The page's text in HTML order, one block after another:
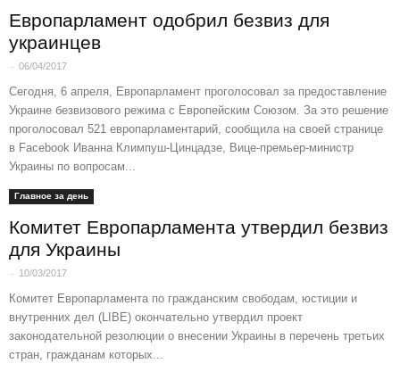
Европарламент одобрил безвиз для
украинцев
- 06/04/2017
Сегодня, 6 апреля, Европарламент проголосовал за предоставление
Украине безвизового режима с Европейским Союзом. За это решение
проголосовал 521 европарламентарий, сообщила на своей странице
в Facebook Иванна Климпуш-Цинцадзе, Вице-премьер-министр
Украины по вопросам...
Главное за день
Комитет Европарламента утвердил безвиз
для Украины
- 10/03/2017
Комитет Европарламента по гражданским свободам, юстиции и
внутренних дел (LIBE) окончательно утвердил проект
законодательной резолюции о внесении Украины в перечень третьих
стран, гражданам которых...